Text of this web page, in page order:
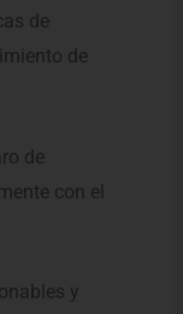
de
de
de
con el
y